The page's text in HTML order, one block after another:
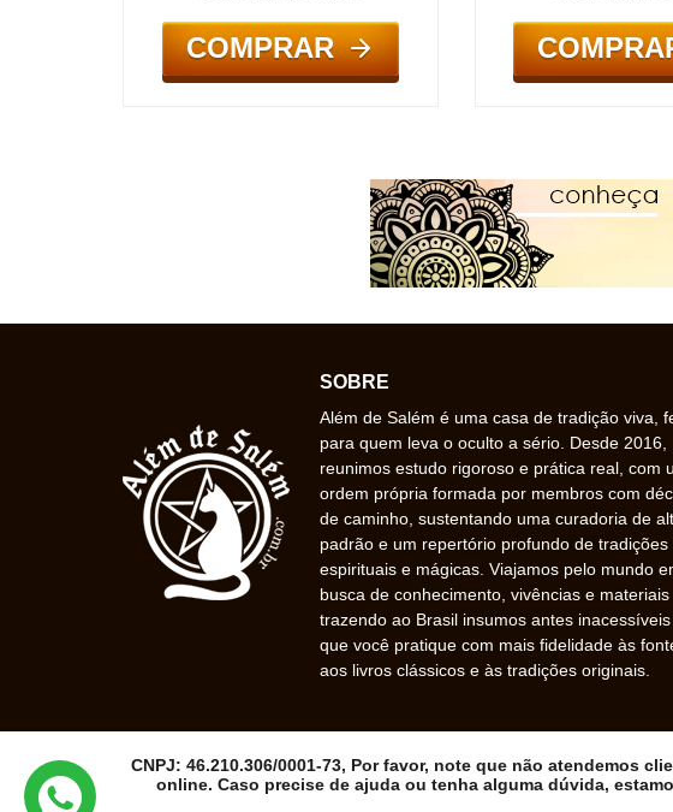
COMPRAR
SOBRE
Além de Salém é uma casa de tradição viva,
para quem leva o oculto a sério. Desde 2016,
reunimos estudo rigoroso e prática real, com
ordem própria formada por membros com
de caminho, sustentando uma curadoria de
padrão e um repertório profundo de tradições
espirituais e mágicas. Viajamos pelo mundo
busca de conhecimento, vivências e materiais
trazendo ao Brasil insumos antes
que você pratique com mais fidelidade às
aos livros clássicos e às tradições originais.
CNPJ: 46.210.306/0001-73, Por favor, note que não atendemos
online. Caso precise de ajuda ou tenha alguma dúvida,